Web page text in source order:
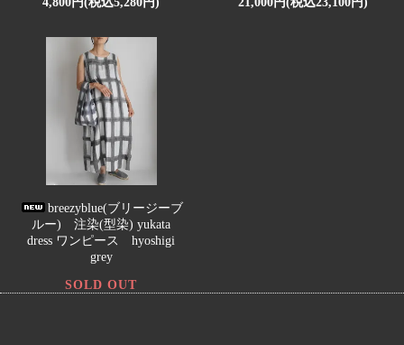
breezyblue(ブリージーブ
ルー) 注染(型染) yukata
dress ワンピース hyoshigi
grey
SOLD OUT